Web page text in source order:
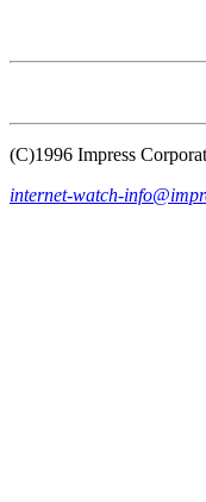
(C)1996 Impress
internet-watch-